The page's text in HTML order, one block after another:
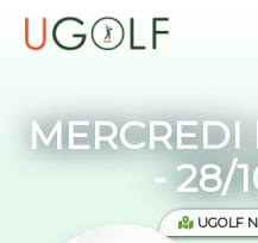
MERCREDI
- 28/
UGOLF